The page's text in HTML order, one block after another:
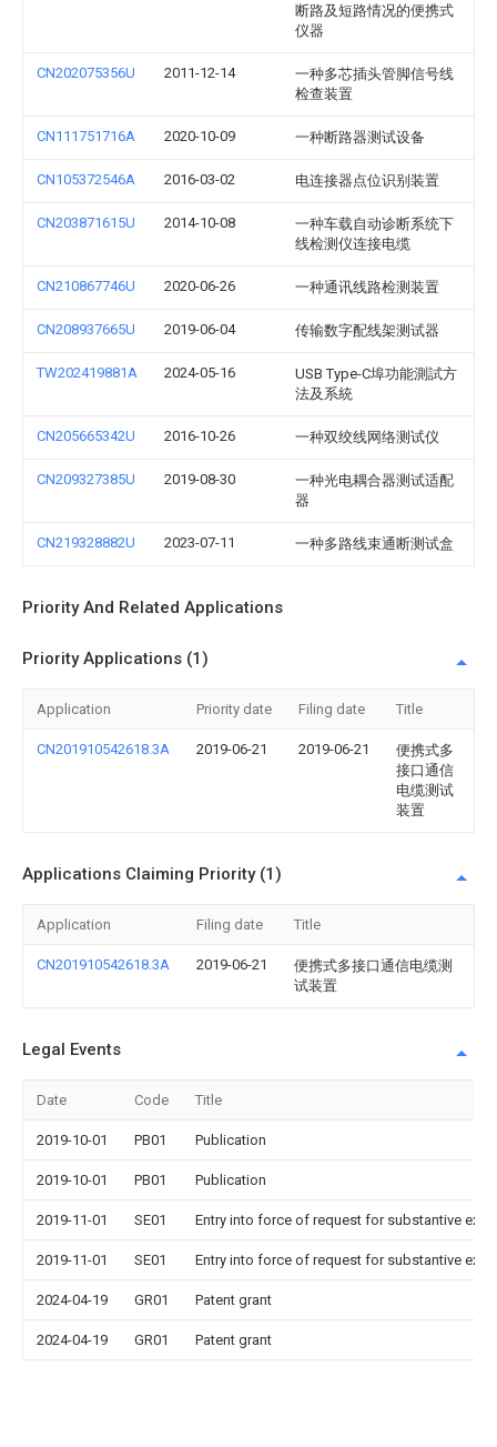
断路及短路情况的便携式
仪器
CN202075356U 2011-12-14
一种多芯插头管脚信号线
检查装置
CN111751716A 2020-10-09 一种断路器测试设备
CN105372546A 2016-03-02 电连接器点位识别装置
CN203871615U 2014-10-08
一种车载自动诊断系统下
线检测仪连接电缆
CN210867746U 2020-06-26 一种通讯线路检测装置
CN208937665U 2019-06-04 传输数字配线架测试器
TW202419881A 2024-05-16
USB Type-C埠功能測試方
法及系統
CN205665342U 2016-10-26 一种双绞线网络测试仪
CN209327385U 2019-08-30
一种光电耦合器测试适配
器
CN219328882U 2023-07-11 一种多路线束通断测试盒
Priority And Related Applications
Priority Applications (1)
Application Priority date Filing date Title
CN201910542618.3A 2019-06-21 2019-06-21
便携式多
接口通信
电缆测试
装置
Applications Claiming Priority (1)
Application Filing date Title
CN201910542618.3A 2019-06-21
便携式多接口通信电缆测
试装置
Legal Events
Date Code Title
2019-10-01 PB01 Publication
2019-10-01 PB01 Publication
2019-11-01 SE01 Entry into force of request for substantive
2019-11-01 SE01 Entry into force of request for substantive
2024-04-19 GR01 Patent grant
2024-04-19 GR01 Patent grant